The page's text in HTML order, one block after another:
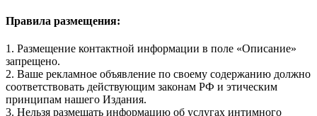
Правила размещения:
1. Размещение контактной информации в поле «Описание»
запрещено.
2. Ваше рекламное объявление по своему содержанию должно
соответствовать действующим законам РФ и этическим
принципам нашего Издания.
3. Нельзя размещать информацию об услугах интимного